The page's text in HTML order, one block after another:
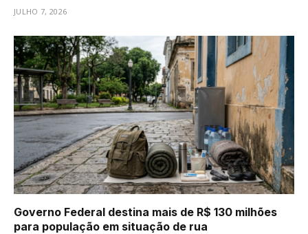
JULHO 7, 2026
Governo Federal destina mais de R$ 130 milhões
para população em situação de rua